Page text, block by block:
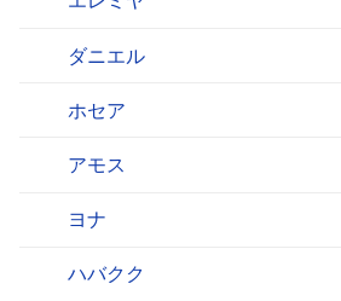
ダニエル
ホセア
アモス
ヨナ
ハバクク